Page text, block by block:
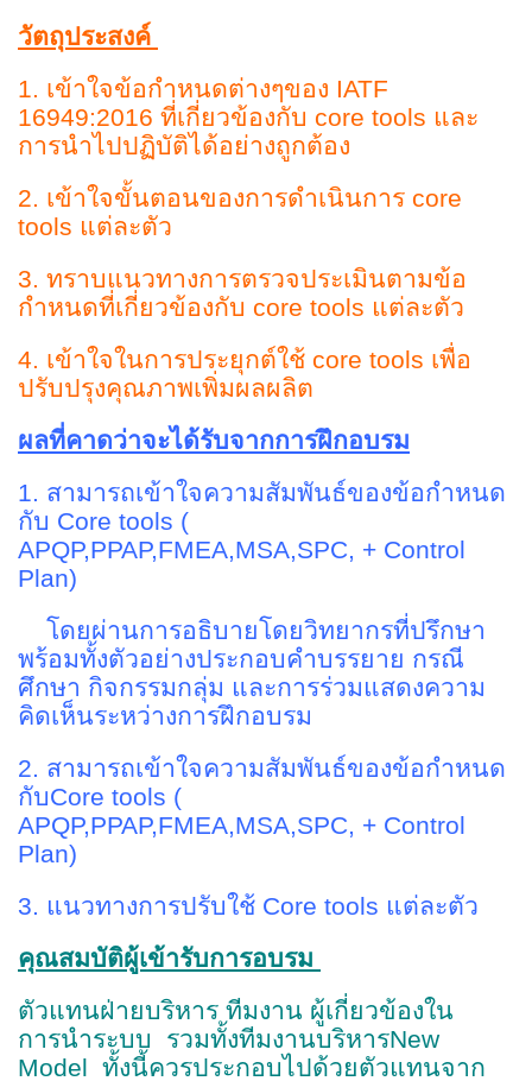
วัตถุประสงค์
1. เข้าใจข้อกำหนดต่างๆของ IATF
16949:2016 ที่เกี่ยวข้องกับ core tools และ
การนำไปปฏิบัติได้อย่างถูกต้อง
2. เข้าใจขั้นตอนของการดำเนินการ core
tools แต่ละตัว
3. ทราบแนวทางการตรวจประเมินตามข้อ
กำหนดที่เกี่ยวข้องกับ core tools แต่ละตัว
4. เข้าใจในการประยุกต์ใช้ core tools เพื่อ
ปรับปรุงคุณภาพเพิ่มผลผลิต
ผลที่คาดว่าจะได้รับจากการฝึกอบรม
1. สามารถเข้าใจความสัมพันธ์ของข้อกำหนด
กับ Core tools (
APQP,PPAP,FMEA,MSA,SPC, + Control
Plan)
โดยผ่านการอธิบายโดยวิทยากรที่ปรึกษา
พร้อมทั้งตัวอย่างประกอบคำบรรยาย กรณี
ศึกษา กิจกรรมกลุ่ม และการร่วมแสดงความ
คิดเห็นระหว่างการฝึกอบรม
2. สามารถเข้าใจความสัมพันธ์ของข้อกำหนด
กับCore tools (
APQP,PPAP,FMEA,MSA,SPC, + Control
Plan)
3. แนวทางการปรับใช้ Core tools แต่ละตัว
คุณสมบัติผู้เข้ารับการอบรม
ตัวแทนฝ่ายบริหาร ทีมงาน ผู้เกี่ยวข้องใน
การนำระบบ รวมทั้งทีมงานบริหารNew
Model ทั้งนี้ควรประกอบไปด้วยตัวแทนจาก